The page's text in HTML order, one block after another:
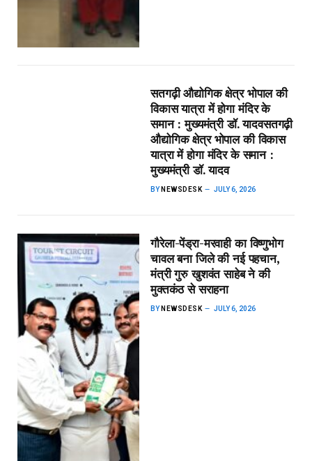
सतगढ़ी औद्योगिक क्षेत्र भोपाल की
विकास यात्रा में होगा मंदिर के
समान : मुख्यमंत्री डॉ. यादव​सतगढ़ी
औद्योगिक क्षेत्र भोपाल की विकास
यात्रा में होगा मंदिर के समान :
मुख्यमंत्री डॉ. यादव
BY NEWSDESK JULY 6, 2026
गौरेला-पेंड्रा-मरवाही का विष्णुभोग
चावल बना जिले की नई पहचान,
मंत्री गुरु खुशवंत साहेब ने की
मुक्तकंठ से सराहना
BY NEWSDESK JULY 6, 2026